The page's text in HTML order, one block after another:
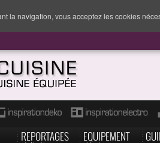
REPORTAGES EQUIPEMENT
la navigation, vous acceptez les cookies